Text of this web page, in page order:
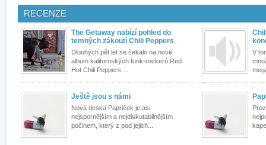
RECENZE
The Getaway nabízí pohled do
temných zákoutí Chili Peppers
Dlouhých pět let se čekalo na nové
album kalifornských funk-rockerů Red
Hot Chili Peppers....
V
Ještě jsou s námi
Nová deska Papriček je asi
nejspornějším a nejdiskutabilnějším
počinem, který z pod jejich...